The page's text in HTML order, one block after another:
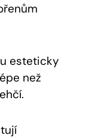
esteticky
než